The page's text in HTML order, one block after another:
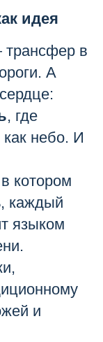
идея
в
А
, где
как небо. И
котором
каждый
языком
и